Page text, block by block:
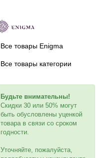
Все товары Enigma
Все товары категории
Будьте внимательны!
Скидки 30 или 50% могут
быть обусловлены уценкой
товара в связи со сроком
годности.
Уточняйте, пожалуйста,